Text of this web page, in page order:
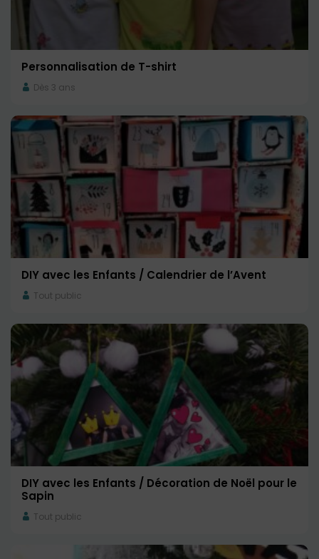
Personnalisation de T-shirt
Dès 3 ans
DIY avec les Enfants / Calendrier de l’Avent
Tout public
DIY avec les Enfants / Décoration de Noël pour le
Sapin
Tout public